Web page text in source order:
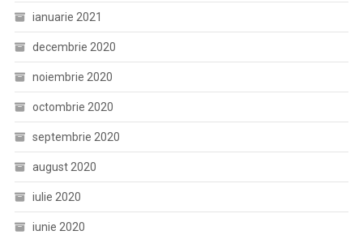
ianuarie 2021
decembrie 2020
noiembrie 2020
octombrie 2020
septembrie 2020
august 2020
iulie 2020
iunie 2020